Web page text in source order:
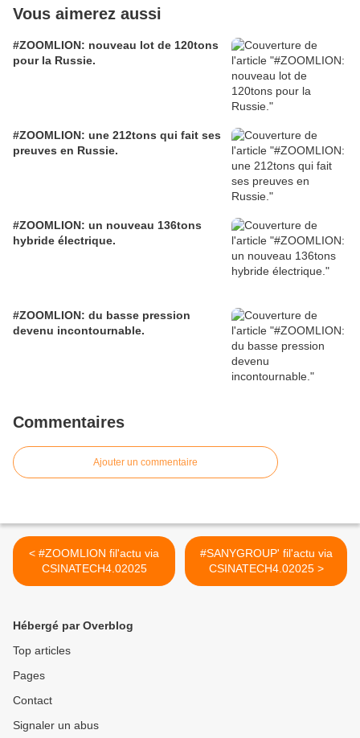
Vous aimerez aussi
#ZOOMLION: nouveau lot de 120tons
pour la Russie.
#ZOOMLION: une 212tons qui fait ses
preuves en Russie.
#ZOOMLION: un nouveau 136tons
hybride électrique.
#ZOOMLION: du basse pression
devenu incontournable.
Commentaires
Ajouter un commentaire
< #ZOOMLION fil'actu via
CSINATECH4.02025
#SANYGROUP' fil'actu via
CSINATECH4.02025 >
Hébergé par Overblog
Top articles
Pages
Contact
Signaler un abus